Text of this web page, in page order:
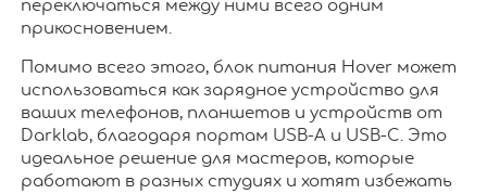
переключаться между ними всего одним
прикосновением.
Помимо всего этого, блок питания Hover может
использоваться как зарядное устройство для
ваших телефонов, планшетов и устройств от
Darklab, благодаря портам USB-A и USB-C. Это
идеальное решение для мастеров, которые
работают в разных студиях и хотят избежать